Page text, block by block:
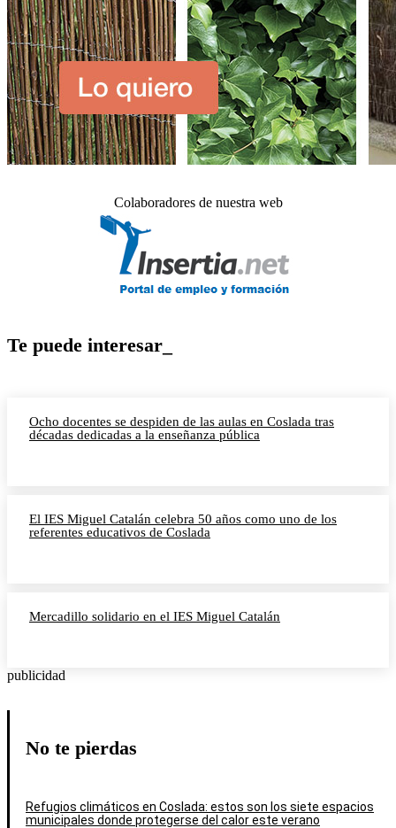
Colaboradores de nuestra web
Te puede interesar_
Ocho docentes se despiden de las aulas en Coslada tras
décadas dedicadas a la enseñanza pública
El IES Miguel Catalán celebra 50 años como uno de los
referentes educativos de Coslada
Mercadillo solidario en el IES Miguel Catalán
publicidad
No te pierdas
Refugios climáticos en Coslada: estos son los siete espacios
municipales donde protegerse del calor este verano